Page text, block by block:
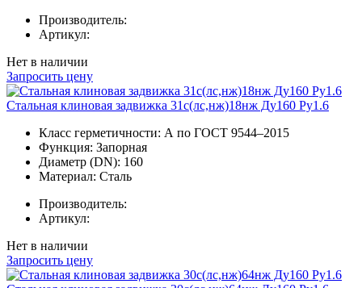
Производитель:
Артикул:
Нет в наличии
Запросить цену
Стальная клиновая задвижка 31с(лс,нж)18нж Ду160 Ру1.6
Класс герметичности: А по ГОСТ 9544–2015
Функция: Запорная
Диаметр (DN): 160
Материал: Сталь
Производитель:
Артикул:
Нет в наличии
Запросить цену